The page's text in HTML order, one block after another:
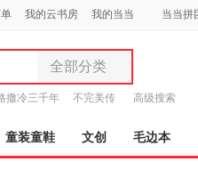
我的云书房 我的当当 当当拼
全部分类
全部分类
图书
电子书
撒冷三千年
不完美传
高级搜索
童装童鞋 文创 毛边本